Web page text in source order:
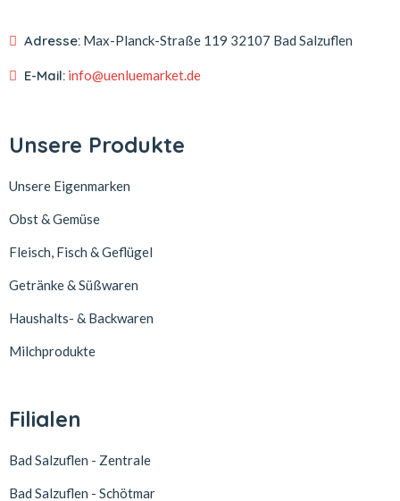
Adresse: Max-Planck-Straße 119 32107 Bad Salzuflen
E-Mail: info@uenluemarket.de
Unsere Produkte
Unsere Eigenmarken
Obst & Gemüse
Fleisch, Fisch & Geflügel
Getränke & Süßwaren
Haushalts- & Backwaren
Milchprodukte
Filialen
Bad Salzuflen - Zentrale
Bad Salzuflen - Schötmar